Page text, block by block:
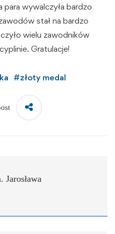
wywalczyła bardzo
stał na bardzo
wielu zawodników
Gratulacje!
#złoty medal